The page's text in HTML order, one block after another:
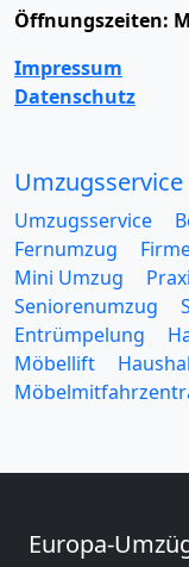
Öffnungszeiten:
Impressum
Datenschutz
Umzugsservice
Umzugsservice
Fernumzug
Mini Umzug
Seniorenumzug
Entrümpelung
Möbellift
Europa-